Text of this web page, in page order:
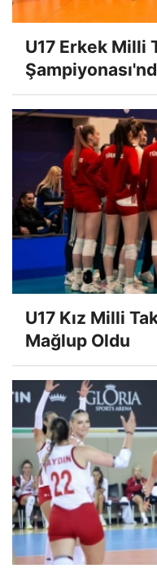
U17 Erkek Milli
U17 Kız Milli
Mağlup Oldu